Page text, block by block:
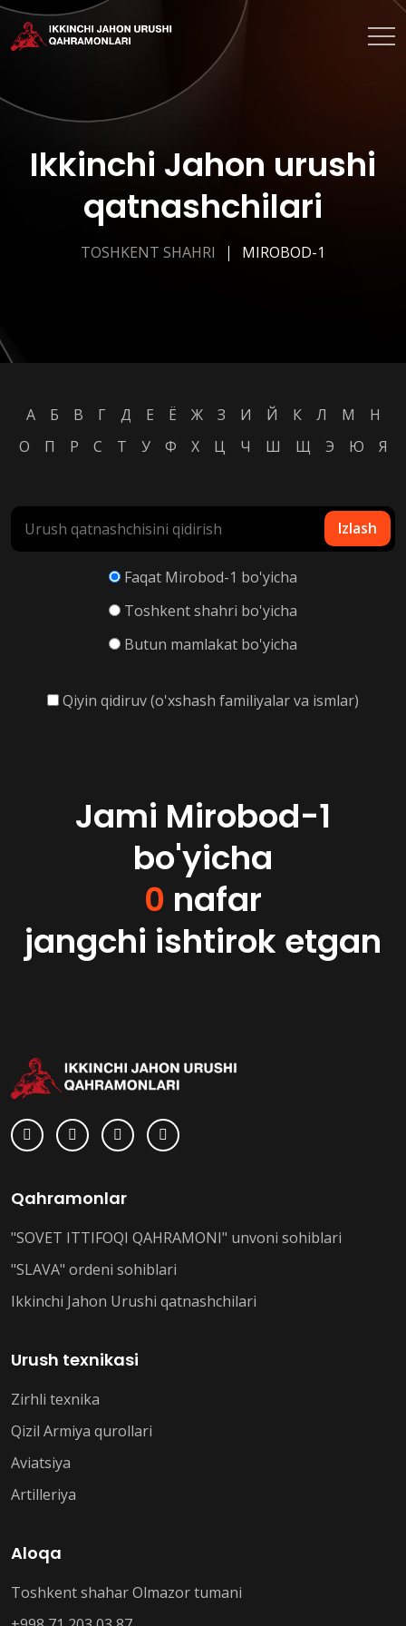
Ikkinchi Jahon urushi
qatnashchilari
TOSHKENT SHAHRI MIROBOD-1
А Б В Г Д Е Ё Ж З И Й К Л М
Н
О
П Р С Т У Ф Х Ц Ч Ш Щ Э Ю Я
Faqat Mirobod-1 bo'yicha
Toshkent shahri bo'yicha
Butun mamlakat bo'yicha
Qiyin qidiruv (o'xshash familiyalar va ismlar)
Izlash
Jami Mirobod-1
bo'yicha
0 nafar
jangchi ishtirok etgan
Qahramonlar
"SOVET ITTIFOQI QAHRAMONI" unvoni sohiblari
"SLAVA" ordeni sohiblari
Ikkinchi Jahon Urushi qatnashchilari
Urush texnikasi
Zirhli texnika
Qizil Armiya qurollari
Aviatsiya
Artilleriya
Aloqa
Toshkent shahar Olmazor tumani